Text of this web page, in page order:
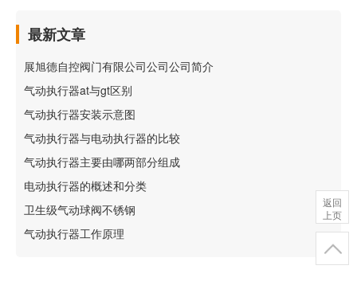
最新文章
展旭德自控阀门有限公司公司公司简介
气动执行器at与gt区别
气动执行器安装示意图
气动执行器与电动执行器的比较
气动执行器主要由哪两部分组成
电动执行器的概述和分类
卫生级气动球阀不锈钢
气动执行器工作原理
返回
上页